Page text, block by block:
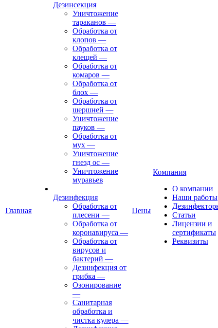
Главная
Дезинсекция
Уничтожение
тараканов —
Обработка от
клопов —
Обработка от
клещей —
Обработка от
комаров —
Обработка от
блох —
Обработка от
шершней —
Уничтожение
пауков —
Обработка от
мух —
Уничтожение
гнезд ос —
Уничтожение
муравьев
Дезинфекция
Обработка от
плесени —
Обработка от
коронавируса —
Обработка от
вирусов и
бактерий —
Дезинфекция от
грибка —
Озонирование
—
Санитарная
обработка и
чистка кулера —
Цены
Компания
О компании
Наши работы
Статьи
Лицензии и
сертификаты
Реквизиты